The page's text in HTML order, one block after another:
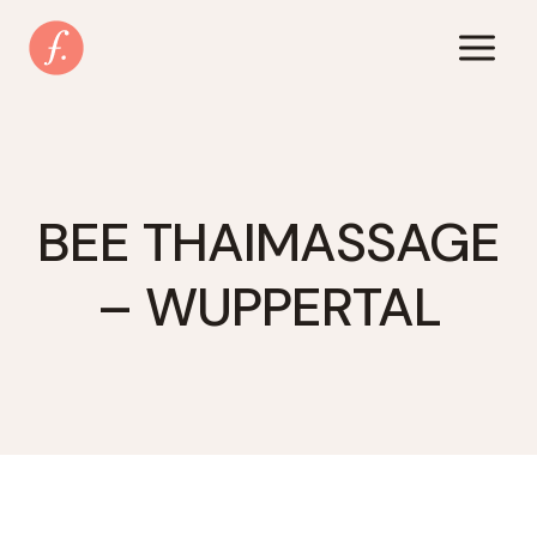
Inhalt
springen
BEE THAIMASSAGE
– WUPPERTAL